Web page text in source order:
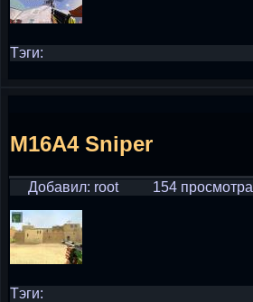
Тэги:
M16A4 Sniper
Добавил: root 154 просмотра
Тэги: